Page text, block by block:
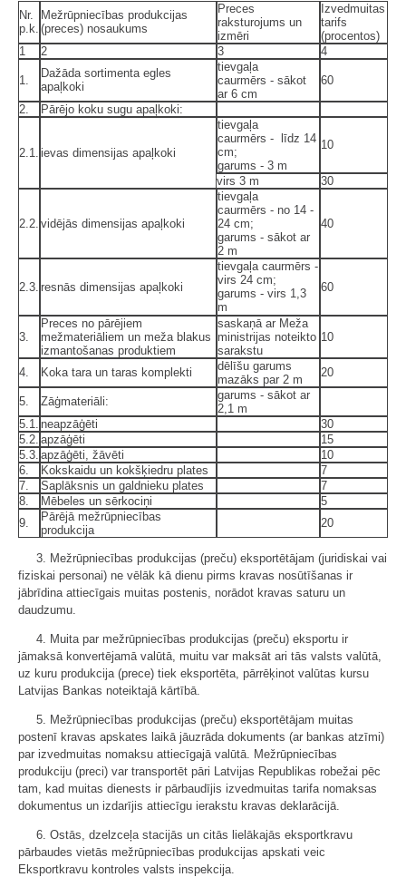
Nr.
p.k.
Mežrūpniecības produkcijas
(preces) nosaukums
Preces
raksturojums un
izmēri
Izvedmuitas
tarifs
(procentos)
1
2 3 4
1.
Dažāda sortimenta egles
apaļkoki
tievgaļa
caurmērs - sākot
ar 6 cm
60
2. Pārējo koku sugu apaļkoki:
2.1. ievas dimensijas apaļkoki
tievgaļa
caurmērs - līdz 14
cm;
garums - 3 m
10
virs 3 m 30
2.2. vidējās dimensijas apaļkoki
tievgaļa
caurmērs - no 14 -
24 cm;
garums - sākot ar
2 m
40
2.3. resnās dimensijas apaļkoki
tievgaļa caurmērs -
virs 24 cm;
garums - virs 1,3
m
60
3.
Preces no pārējiem
mežmateriāliem un meža blakus
izmantošanas produktiem
saskaņā ar Meža
ministrijas noteikto
sarakstu
10
4. Koka tara un taras komplekti
dēlīšu garums
mazāks par 2 m
20
5. Zāģmateriāli:
garums - sākot ar
2,1 m
5.1.
neapzāģēti
30
5.2. apzāģēti
15
5.3. apzāģēti, žāvēti
10
6.
Kokskaidu un kokšķiedru plates
7
7.
Saplāksnis un galdnieku plates
7
8.
Mēbeles un sērkociņi
5
9.
Pārējā mežrūpniecības
produkcija
20
3. Mežrūpniecības produkcijas (preču) eksportētājam (juridiskai vai
fiziskai personai) ne vēlāk kā dienu pirms kravas nosūtīšanas ir
jābrīdina attiecīgais muitas postenis, norādot kravas saturu un
daudzumu.
4. Muita par mežrūpniecības produkcijas (preču) eksportu ir
jāmaksā konvertējamā valūtā, muitu var maksāt ari tās valsts valūtā,
uz kuru produkcija (prece) tiek eksportēta, pārrēķinot valūtas kursu
Latvijas Bankas noteiktajā kārtībā.
5. Mežrūpniecības produkcijas (preču) eksportētājam muitas
postenī kravas apskates laikā jāuzrāda dokuments (ar bankas atzīmi)
par izvedmuitas nomaksu attiecīgajā valūtā. Mežrūpniecības
produkciju (preci) var transportēt pāri Latvijas Republikas robežai pēc
tam, kad muitas dienests ir pārbaudījis izvedmuitas tarifa nomaksas
dokumentus un izdarījis attiecīgu ierakstu kravas deklarācijā.
6. Ostās, dzelzceļa stacijās un citās lielākajās eksportkravu
pārbaudes vietās mežrūpniecības produkcijas apskati veic
Eksportkravu kontroles valsts inspekcija.